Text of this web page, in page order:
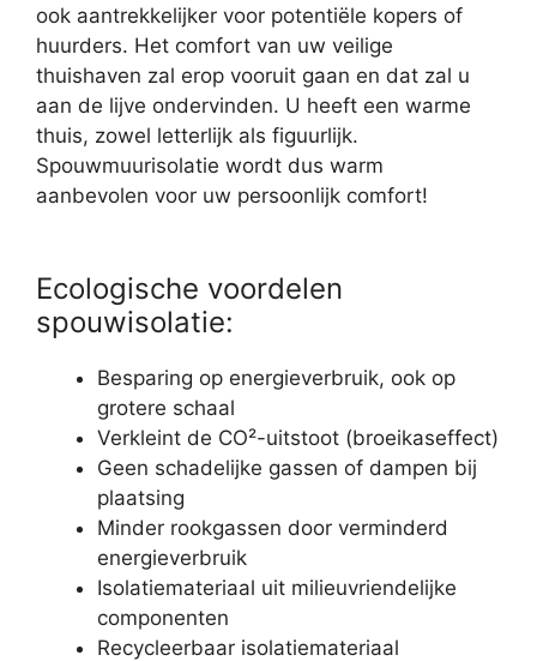
ook aantrekkelijker voor potentiële kopers of
huurders. Het comfort van uw veilige
thuishaven zal erop vooruit gaan en dat zal u
aan de lijve ondervinden. U heeft een warme
thuis, zowel letterlijk als figuurlijk.
Spouwmuurisolatie wordt dus warm
aanbevolen voor uw persoonlijk comfort!
Ecologische voordelen
spouwisolatie:
Besparing op energieverbruik, ook op
grotere schaal
Verkleint de CO²-uitstoot (broeikaseffect)
Geen schadelijke gassen of dampen bij
plaatsing
Minder rookgassen door verminderd
energieverbruik
Isolatiemateriaal uit milieuvriendelijke
componenten
Recycleerbaar isolatiemateriaal